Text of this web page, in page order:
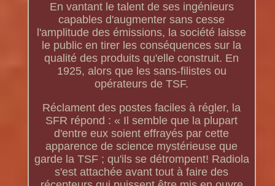
En vantant le talent de ses ingénieurs
capables d'augmenter sans cesse
l'amplitude des émissions, la société laisse
le public en tirer les conséquences sur la
qualité des produits qu'elle construit. En
1925, alors que les sans-filistes ou
opérateurs de TSF.
Réclament des postes faciles à régler, la
SFR répond : « Il semble que la plupart
d'entre eux soient effrayés par cette
apparence de science mystérieuse que
garde la TSF ; qu'ils se détrompent! Radiola
s'est attachée avant tout à faire des